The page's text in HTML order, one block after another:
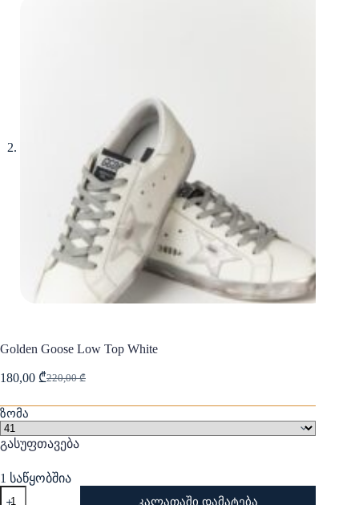
Golden Goose Low Top White
220,00₾
Original
180,00 ₾Current
ზომა
გასუფთავება
1 საწყობშია
კალათაში დამატება